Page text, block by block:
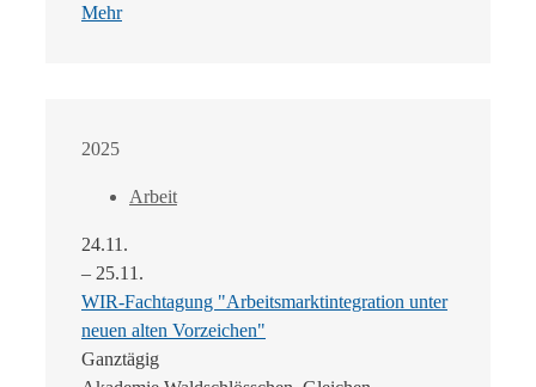
Mehr
2025
Arbeit
24.11.
– 25.11.
WIR-Fachtagung "Arbeitsmarktintegration unter
neuen alten Vorzeichen"
Ganztägig